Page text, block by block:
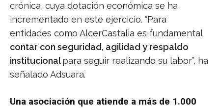
crónica, cuya dotación económica se ha
incrementado en este ejercicio. “Para
entidades como AlcerCastalia es fundamental
contar con seguridad, agilidad y respaldo
institucionalpara seguir realizando su labor”, ha
señalado Adsuara.
Una asociación que atiende a más de 1.000